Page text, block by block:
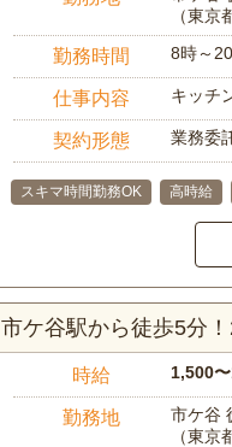
（東京
勤務時間 8時～
仕事内容 キッチ
契約形態 業務委
スキマ時間勤務OK 高時給
市ケ谷駅から徒歩5分
時給 1,500
勤務地
市ケ谷
（東京